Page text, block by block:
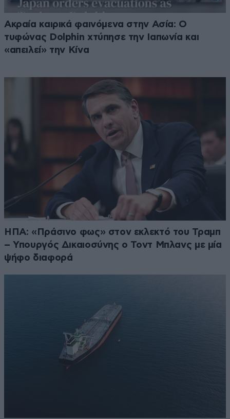
Ακραία καιρικά φαινόμενα στην Ασία: Ο
τυφώνας Dolphin χτύπησε την Ιαπωνία και
«απειλεί» την Κίνα
ΗΠΑ: «Πράσινο φως» στον εκλεκτό του Τραμπ
– Υπουργός Δικαιοσύνης ο Τοντ Μπλανς με μία
ψήφο διαφορά